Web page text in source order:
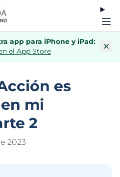
app para iPhone y iPad:
el App Store
es
mi
2
2023